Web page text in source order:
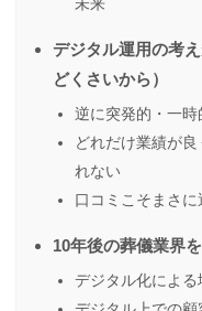
デジタル運用の考
どくさいから）
逆に突発的・一
どれだけ業績が
れない
口コミこそまさ
10年後の葬儀業界
デジタル化によ